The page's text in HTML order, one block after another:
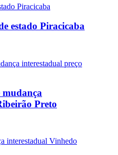
estado Piracicaba
mudança
Preto